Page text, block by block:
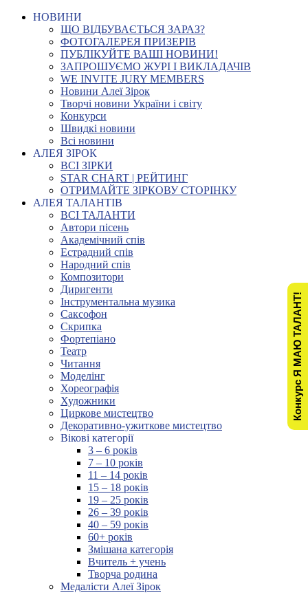
НОВИНИ
ЩО ВІДБУВАЄТЬСЯ ЗАРАЗ?
ФОТОГАЛЕРЕЯ ПРИЗЕРІВ
ПУБЛІКУЙТЕ ВАШІ НОВИНИ!
ЗАПРОШУЄМО ЖУРІ І ВИКЛАДАЧІВ
WE INVITE JURY MEMBERS
Новини Алеї Зірок
Творчі новини України і світу
Конкурси
Швидкі новини
Всі новини
АЛЕЯ ЗІРОК
ВСІ ЗІРКИ
STAR CHART | РЕЙТИНГ
ОТРИМАЙТЕ ЗІРКОВУ СТОРІНКУ
АЛЕЯ ТАЛАНТІВ
ВСІ ТАЛАНТИ
Автори пісень
Академічний спів
Естрадний спів
Народний спів
Композитори
Диригенти
Інструментальна музика
Саксофон
Скрипка
Фортепіано
Театр
Читання
Моделінг
Хореографія
Художники
Циркове мистецтво
Декоративно-ужиткове мистецтво
Вікові категорії
3 – 6 років
7 – 10 років
11 – 14 років
15 – 18 років
19 – 25 років
26 – 39 років
40 – 59 років
60+ років
Змішана категорія
Вчитель + учень
Творча родина
Медалісти Алеї Зірок
Конкурс Я МАЮ ТАЛАНТ!